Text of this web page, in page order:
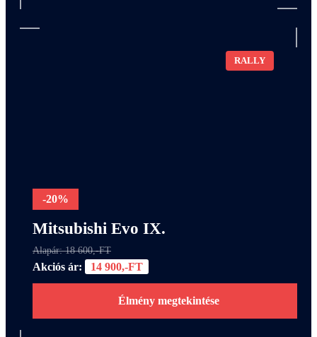
RALLY
-20%
Mitsubishi Evo IX.
Alapár: 18 600,-FT
Akciós ár: 14 900,-FT
Élmény megtekintése